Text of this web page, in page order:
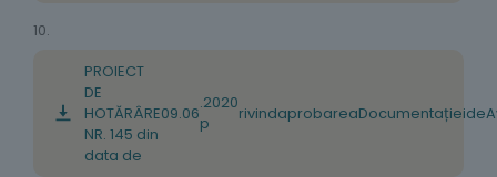
10.
PROIECT
DE
HOTĂRÂRE
NR. 145 din
data de
09.06.2020
p
rivindaprobareaDocumentațieide